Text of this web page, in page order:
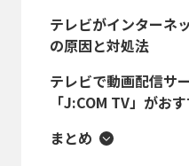
テレビがインターネ
の原因と対処法
テレビで動画配信サ
「J:COM TV」がお
まとめ